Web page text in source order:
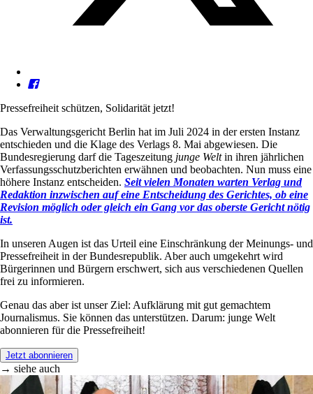
Pressefreiheit schützen, Solidarität jetzt!
Das Verwaltungsgericht Berlin hat im Juli 2024 in der ersten Instanz
entschieden und die Klage des Verlags 8. Mai abgewiesen. Die
Bundesregierung darf die Tageszeitung junge Weltin ihren jährlichen
Verfassungsschutzberichten erwähnen und beobachten. Nun muss eine
höhere Instanz entscheiden. Seit vielen Monaten warten Verlag und
Redaktion inzwischen auf eine Entscheidung des Gerichtes, ob eine
Revision möglich oder gleich ein Gang vor das oberste Gericht nötig
ist.
In unseren Augen ist das Urteil eine Einschränkung der Meinungs- und
Pressefreiheit in der Bundesrepublik. Aber auch umgekehrt wird
Bürgerinnen und Bürgern erschwert, sich aus verschiedenen Quellen
frei zu informieren.
Genau das aber ist unser Ziel: Aufklärung mit gut gemachtem
Journalismus. Sie können das unterstützen. Darum: junge Welt
abonnieren für die Pressefreiheit!
Jetzt abonnieren
→ siehe auch